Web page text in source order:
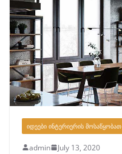
ᲘᲓᲔᲔᲑᲘ ᲘᲜᲢᲔᲠᲘᲔᲠᲘᲡ ᲛᲝᲡᲐᲬᲧᲝᲑᲐᲗ
admin
July 13, 2020